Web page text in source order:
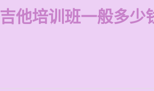
吉他培训班一般多少